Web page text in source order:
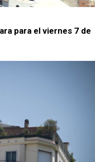
para el viernes 7 de